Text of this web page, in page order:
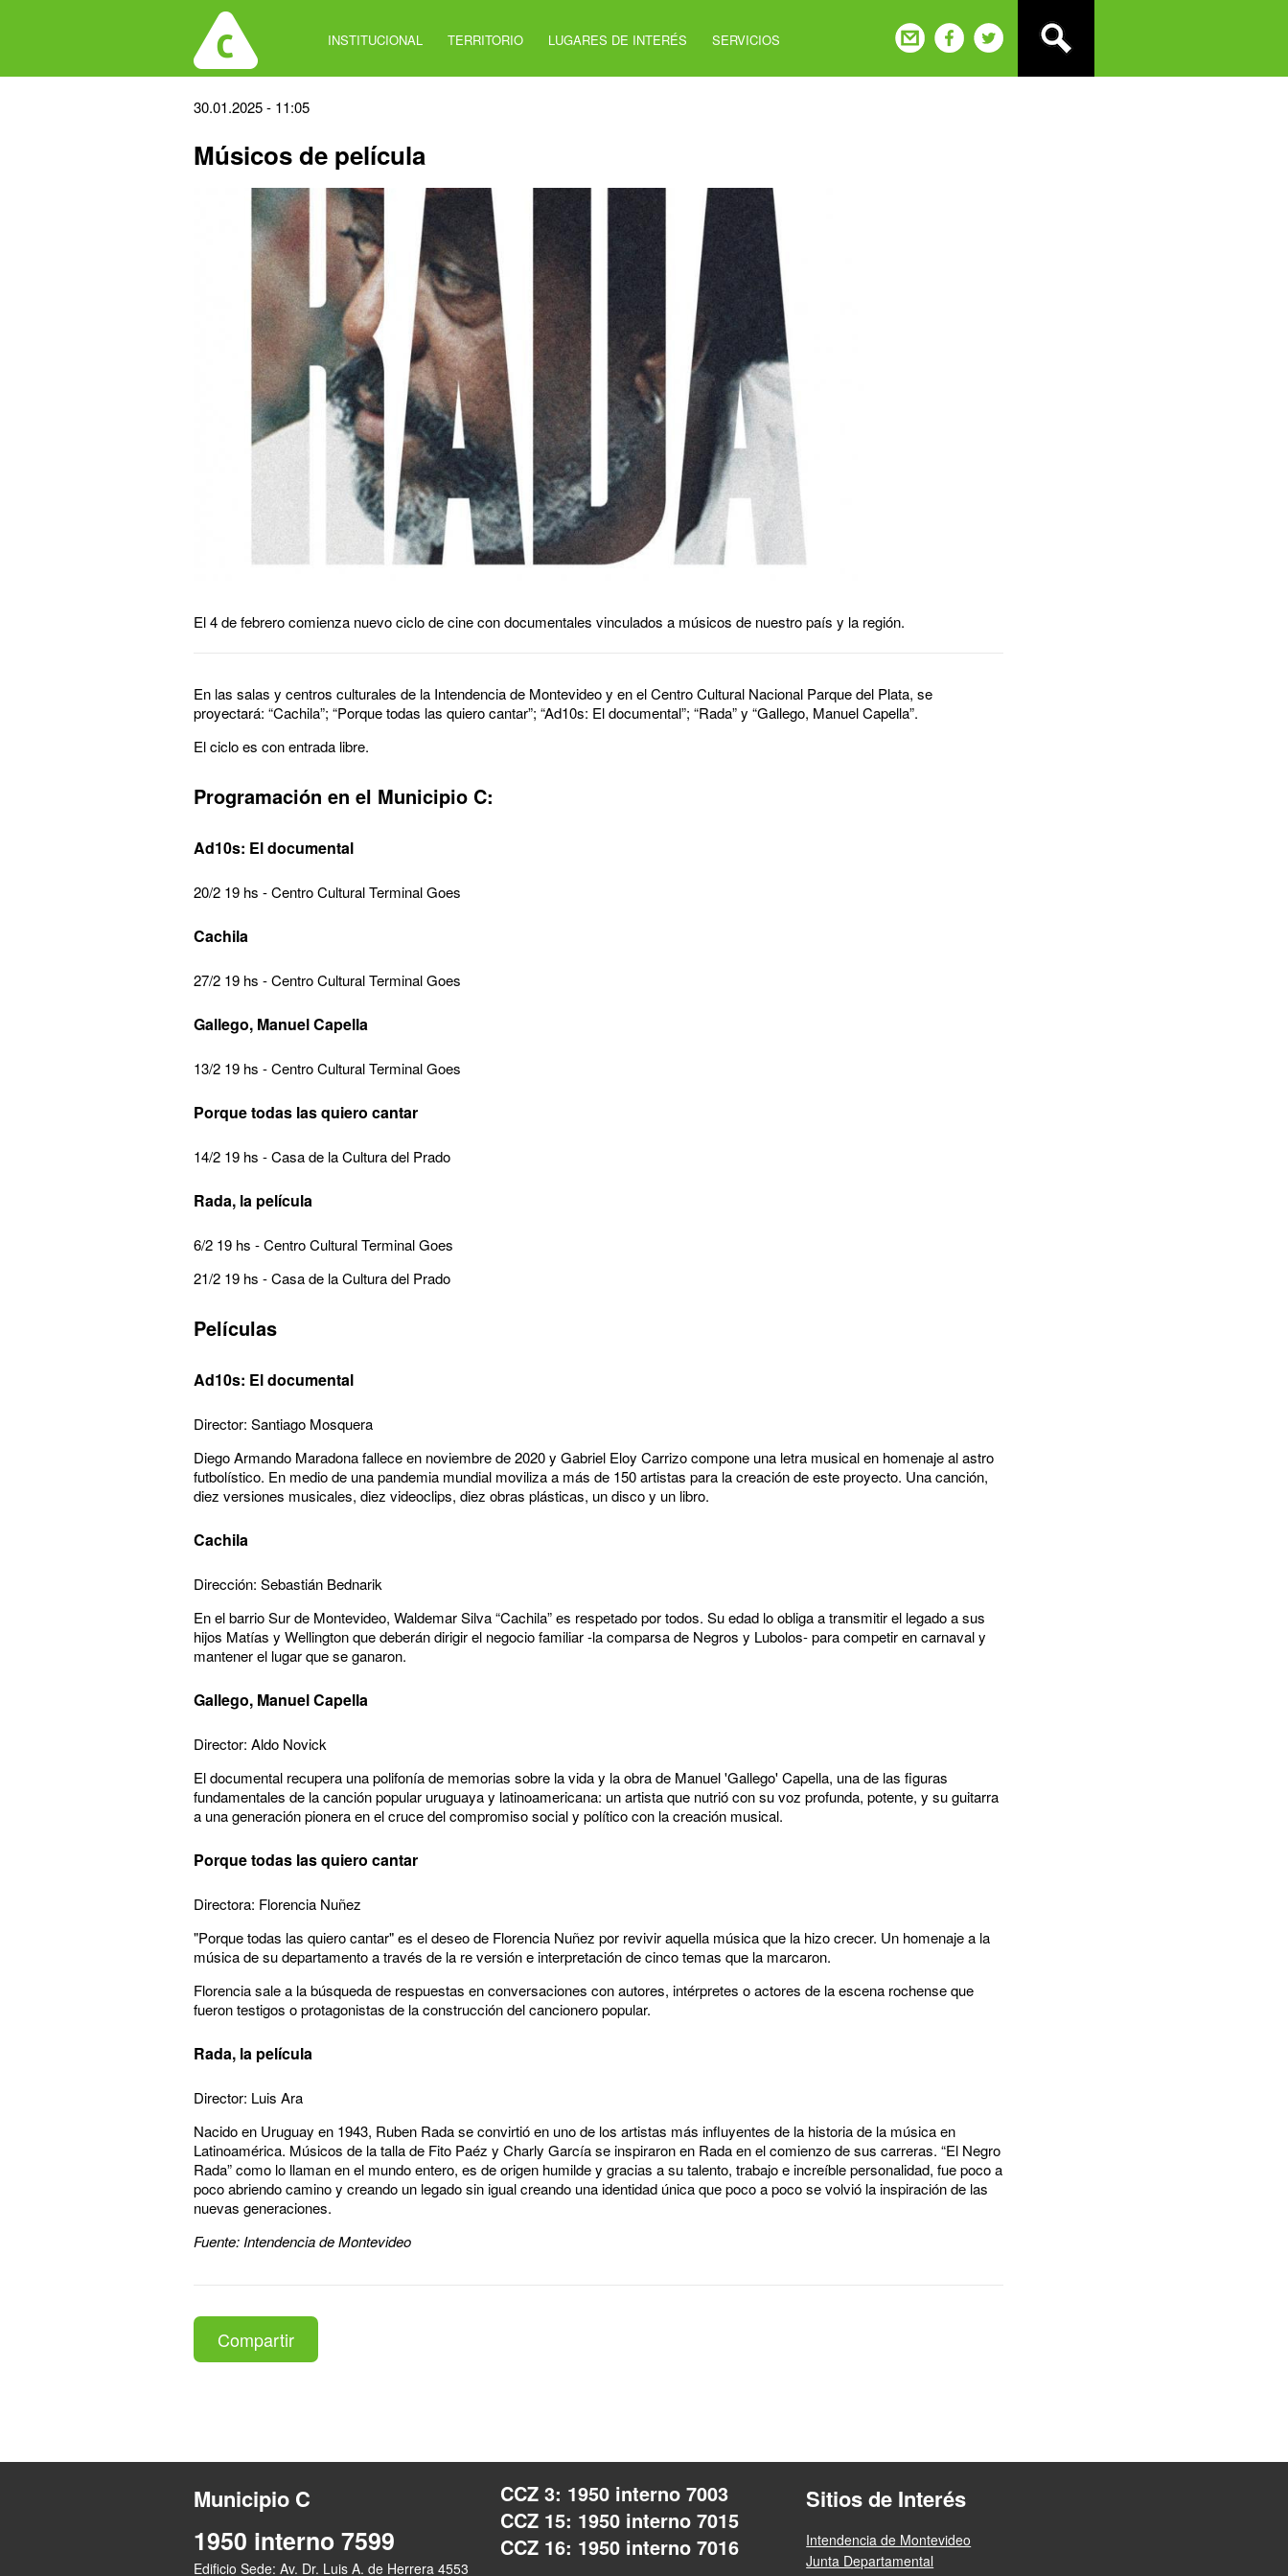
INSTITUCIONAL TERRITORIO LUGARES DE INTERÉS SERVICIOS
Back
top
30.01.2025 - 11:05
Músicos de película
El 4 de febrero comienza nuevo ciclo de cine con documentales vinculados a músicos de nuestro país y la región.
En las salas y centros culturales de la Intendencia de Montevideo y en el Centro Cultural Nacional Parque del Plata, se
proyectará: “Cachila”; “Porque todas las quiero cantar”; “Ad10s: El documental”; “Rada” y “Gallego, Manuel Capella”.
El ciclo es con entrada libre.
Programación en el Municipio C:
Ad10s: El documental
20/2 19 hs - Centro Cultural Terminal Goes
Cachila
27/2 19 hs - Centro Cultural Terminal Goes
Gallego, Manuel Capella
13/2 19 hs - Centro Cultural Terminal Goes
Porque todas las quiero cantar
14/2 19 hs - Casa de la Cultura del Prado
Rada, la película
6/2 19 hs - Centro Cultural Terminal Goes
21/2 19 hs - Casa de la Cultura del Prado
Películas
Ad10s: El documental
Director: Santiago Mosquera
Diego Armando Maradona fallece en noviembre de 2020 y Gabriel Eloy Carrizo compone una letra musical en homenaje al astro
futbolístico. En medio de una pandemia mundial moviliza a más de 150 artistas para la creación de este proyecto. Una canción,
diez versiones musicales, diez videoclips, diez obras plásticas, un disco y un libro.
Cachila
Dirección: Sebastián Bednarik
En el barrio Sur de Montevideo, Waldemar Silva “Cachila” es respetado por todos. Su edad lo obliga a transmitir el legado a sus
hijos Matías y Wellington que deberán dirigir el negocio familiar -la comparsa de Negros y Lubolos- para competir en carnaval y
mantener el lugar que se ganaron.
Gallego, Manuel Capella
Director: Aldo Novick
El documental recupera una polifonía de memorias sobre la vida y la obra de Manuel 'Gallego' Capella, una de las figuras
fundamentales de la canción popular uruguaya y latinoamericana: un artista que nutrió con su voz profunda, potente, y su guitarra
a una generación pionera en el cruce del compromiso social y político con la creación musical.
Porque todas las quiero cantar
Directora: Florencia Nuñez
"Porque todas las quiero cantar" es el deseo de Florencia Nuñez por revivir aquella música que la hizo crecer. Un homenaje a la
música de su departamento a través de la re versión e interpretación de cinco temas que la marcaron.
Florencia sale a la búsqueda de respuestas en conversaciones con autores, intérpretes o actores de la escena rochense que
fueron testigos o protagonistas de la construcción del cancionero popular.
Rada, la película
Director: Luis Ara
Nacido en Uruguay en 1943, Ruben Rada se convirtió en uno de los artistas más influyentes de la historia de la música en
Latinoamérica. Músicos de la talla de Fito Paéz y Charly García se inspiraron en Rada en el comienzo de sus carreras. “El Negro
Rada” como lo llaman en el mundo entero, es de origen humilde y gracias a su talento, trabajo e increíble personalidad, fue poco a
poco abriendo camino y creando un legado sin igual creando una identidad única que poco a poco se volvió la inspiración de las
nuevas generaciones.
Fuente: Intendencia de Montevideo
Compartir
Municipio C
1950 interno 7599
Edificio Sede: Av. Dr. Luis A. de Herrera 4553
CCZ 3: 1950 interno 7003
CCZ 15: 1950 interno 7015
CCZ 16: 1950 interno 7016
Sitios de Interés
Intendencia de Montevideo
Junta Departamental